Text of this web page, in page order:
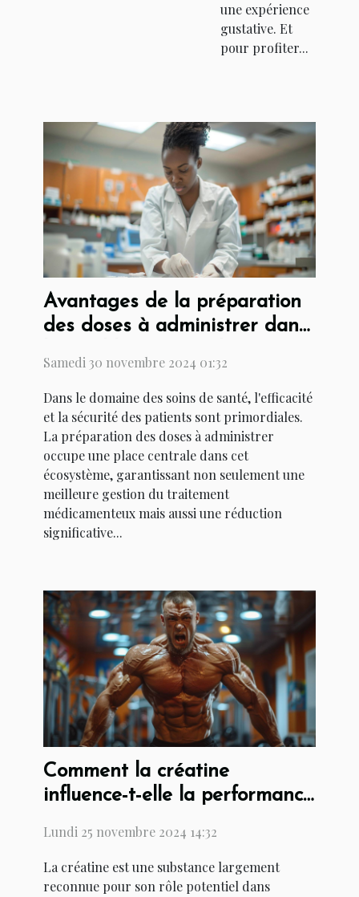
une expérience
gustative. Et
pour profiter...
Avantages de la préparation
des doses à administrer dans
Samedi 30 novembre 2024 01:32
Dans le domaine des soins de santé, l'efficacité
et la sécurité des patients sont primordiales.
La préparation des doses à administrer
occupe une place centrale dans cet
écosystème, garantissant non seulement une
meilleure gestion du traitement
médicamenteux mais aussi une réduction
significative...
Comment la créatine
influence-t-elle la performance
Lundi 25 novembre 2024 14:32
La créatine est une substance largement
reconnue pour son rôle potentiel dans